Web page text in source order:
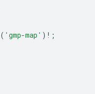
( 'gmp-map' ) ! ;